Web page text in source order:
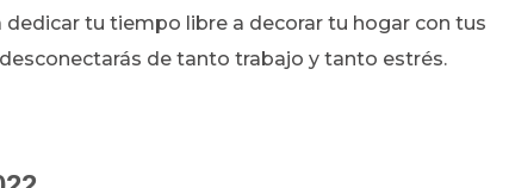
tu tiempo libre a decorar tu hogar con tus
de tanto trabajo y tanto estrés.